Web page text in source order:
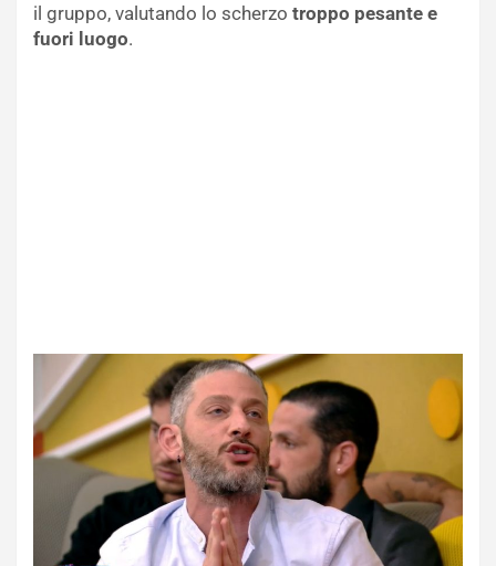
il gruppo, valutando lo scherzo troppo pesante e
fuori luogo.